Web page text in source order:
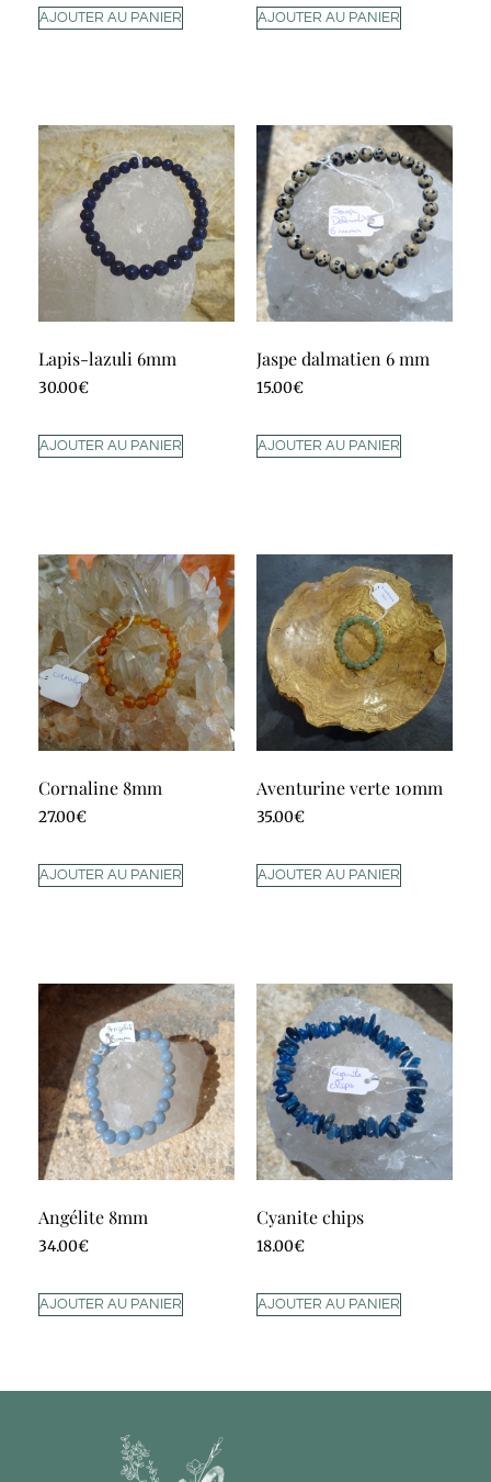
AJOUTER AU PANIER AJOUTER AU PANIER
Lapis-lazuli 6mm
30.00€
AJOUTER AU PANIER
Jaspe dalmatien 6 mm
15.00€
AJOUTER AU PANIER
Cornaline 8mm
27.00€
AJOUTER AU PANIER
Aventurine verte 10mm
35.00€
AJOUTER AU PANIER
Angélite 8mm
34.00€
AJOUTER AU PANIER
Cyanite chips
18.00€
AJOUTER AU PANIER